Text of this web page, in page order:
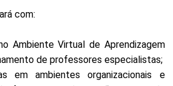
com:
Ambiente Virtual de Aprendizagem
de professores especialistas;
em ambientes organizacionais e